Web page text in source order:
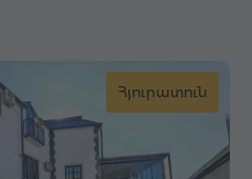
Հյուրատուն